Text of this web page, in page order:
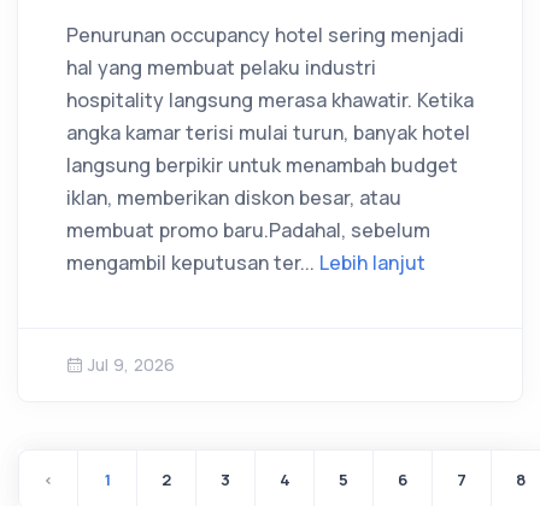
Penurunan occupancy hotel sering menjadi
hal yang membuat pelaku industri
hospitality langsung merasa khawatir. Ketika
angka kamar terisi mulai turun, banyak hotel
langsung berpikir untuk menambah budget
iklan, memberikan diskon besar, atau
membuat promo baru.Padahal, sebelum
mengambil keputusan ter... Lebih lanjut
Jul 9, 2026
‹ 1 2 3 4 5 6 7 8